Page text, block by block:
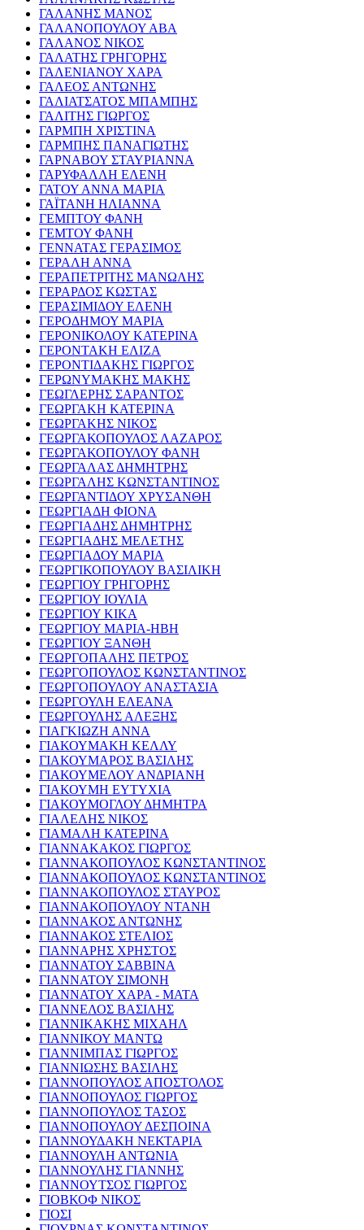
ΓΑΛΑΝΗΣ ΜΑΝΟΣ
ΓΑΛΑΝΟΠΟΥΛΟΥ ΑΒΑ
ΓΑΛΑΝΟΣ ΝΙΚΟΣ
ΓΑΛΑΤΗΣ ΓΡΗΓΟΡΗΣ
ΓΑΛΕΝΙΑΝΟΥ ΧΑΡΑ
ΓΑΛΕΟΣ ΑΝΤΩΝΗΣ
ΓΑΛΙΑΤΣΑΤΟΣ ΜΠΑΜΠΗΣ
ΓΑΛΙΤΗΣ ΓΙΩΡΓΟΣ
ΓΑΡΜΠΗ ΧΡΙΣΤΙΝΑ
ΓΑΡΜΠΗΣ ΠΑΝΑΓΙΩΤΗΣ
ΓΑΡΝΑΒΟΥ ΣΤΑΥΡΙΑΝΝΑ
ΓΑΡΥΦΑΛΛΗ ΕΛΕΝΗ
ΓΑΤΟΥ ΑΝΝΑ ΜΑΡΙΑ
ΓΑΪΤΑΝΗ ΗΛΙΑΝΝΑ
ΓΕΜΠΤΟΥ ΦΑΝΗ
ΓΕΜΤΟΥ ΦΑΝΗ
ΓΕΝΝΑΤΑΣ ΓΕΡΑΣΙΜΟΣ
ΓΕΡΑΛΗ ΑΝΝΑ
ΓΕΡΑΠΕΤΡΙΤΗΣ ΜΑΝΩΛΗΣ
ΓΕΡΑΡΔΟΣ ΚΩΣΤΑΣ
ΓΕΡΑΣΙΜΙΔΟΥ ΕΛΕΝΗ
ΓΕΡΟΔΗΜΟΥ ΜΑΡΙΑ
ΓΕΡΟΝΙΚΟΛΟΥ ΚΑΤΕΡΙΝΑ
ΓΕΡΟΝΤΑΚΗ ΕΛΙΖΑ
ΓΕΡΟΝΤΙΔΑΚΗΣ ΓΙΩΡΓΟΣ
ΓΕΡΩΝΥΜΑΚΗΣ ΜΑΚΗΣ
ΓΕΩΓΛΕΡΗΣ ΣΑΡΑΝΤΟΣ
ΓΕΩΡΓΑΚΗ ΚΑΤΕΡΙΝΑ
ΓΕΩΡΓΑΚΗΣ ΝΙΚΟΣ
ΓΕΩΡΓΑΚΟΠΟΥΛΟΣ ΛΑΖΑΡΟΣ
ΓΕΩΡΓΑΚΟΠΟΥΛΟΥ ΦΑΝΗ
ΓΕΩΡΓΑΛΑΣ ΔΗΜΗΤΡΗΣ
ΓΕΩΡΓΑΛΗΣ ΚΩΝΣΤΑΝΤΙΝΟΣ
ΓΕΩΡΓΑΝΤΙΔΟΥ ΧΡΥΣΑΝΘΗ
ΓΕΩΡΓΙΑΔΗ ΦΙΟΝΑ
ΓΕΩΡΓΙΑΔΗΣ ΔΗΜΗΤΡΗΣ
ΓΕΩΡΓΙΑΔΗΣ ΜΕΛΕΤΗΣ
ΓΕΩΡΓΙΑΔΟΥ ΜΑΡΙΑ
ΓΕΩΡΓΙΚΟΠΟΥΛΟΥ ΒΑΣΙΛΙΚΗ
ΓΕΩΡΓΙΟΥ ΓΡΗΓΟΡΗΣ
ΓΕΩΡΓΙΟΥ ΙΟΥΛΙΑ
ΓΕΩΡΓΙΟΥ ΚΙΚΑ
ΓΕΩΡΓΙΟΥ ΜΑΡΙΑ-ΗΒΗ
ΓΕΩΡΓΙΟΥ ΞΑΝΘΗ
ΓΕΩΡΓΟΠΑΛΗΣ ΠΕΤΡΟΣ
ΓΕΩΡΓΟΠΟΥΛΟΣ ΚΩΝΣΤΑΝΤΙΝΟΣ
ΓΕΩΡΓΟΠΟΥΛΟΥ ΑΝΑΣΤΑΣΙΑ
ΓΕΩΡΓΟΥΛΗ ΕΛΕΑΝΑ
ΓΕΩΡΓΟΥΛΗΣ ΑΛΕΞΗΣ
ΓΙΑΓΚΙΩΖΗ ΑΝΝΑ
ΓΙΑΚΟΥΜΑΚΗ ΚΕΛΛΥ
ΓΙΑΚΟΥΜΑΡΟΣ ΒΑΣΙΛΗΣ
ΓΙΑΚΟΥΜΕΛΟΥ ΑΝΔΡΙΑΝΗ
ΓΙΑΚΟΥΜΗ ΕΥΤΥΧΙΑ
ΓΙΑΚΟΥΜΟΓΛΟΥ ΔΗΜΗΤΡΑ
ΓΙΑΛΕΛΗΣ ΝΙΚΟΣ
ΓΙΑΜΑΛΗ ΚΑΤΕΡΙΝΑ
ΓΙΑΝΝΑΚΑΚΟΣ ΓΙΩΡΓΟΣ
ΓΙΑΝΝΑΚΟΠΟΥΛΟΣ ΚΩΝΣΤΑΝΤΙΝΟΣ
ΓΙΑΝΝΑΚΟΠΟΥΛΟΣ ΚΩΝΣΤΑΝΤΙΝΟΣ
ΓΙΑΝΝΑΚΟΠΟΥΛΟΣ ΣΤΑΥΡΟΣ
ΓΙΑΝΝΑΚΟΠΟΥΛΟΥ ΝΤΑΝΗ
ΓΙΑΝΝΑΚΟΣ ΑΝΤΩΝΗΣ
ΓΙΑΝΝΑΚΟΣ ΣΤΕΛΙΟΣ
ΓΙΑΝΝΑΡΗΣ ΧΡΗΣΤΟΣ
ΓΙΑΝΝΑΤΟΥ ΣΑΒΒΙΝΑ
ΓΙΑΝΝΑΤΟΥ ΣΙΜΟΝΗ
ΓΙΑΝΝΑΤΟΥ ΧΑΡΑ - ΜΑΤΑ
ΓΙΑΝΝΕΛΟΣ ΒΑΣΙΛΗΣ
ΓΙΑΝΝΙΚΑΚΗΣ ΜΙΧΑΗΛ
ΓΙΑΝΝΙΚΟΥ ΜΑΝΤΩ
ΓΙΑΝΝΙΜΠΑΣ ΓΙΩΡΓΟΣ
ΓΙΑΝΝΙΩΣΗΣ ΒΑΣΙΛΗΣ
ΓΙΑΝΝΟΠΟΥΛΟΣ ΑΠΟΣΤΟΛΟΣ
ΓΙΑΝΝΟΠΟΥΛΟΣ ΓΙΩΡΓΟΣ
ΓΙΑΝΝΟΠΟΥΛΟΣ ΤΑΣΟΣ
ΓΙΑΝΝΟΠΟΥΛΟΥ ΔΕΣΠΟΙΝΑ
ΓΙΑΝΝΟΥΔΑΚΗ ΝΕΚΤΑΡΙΑ
ΓΙΑΝΝΟΥΛΗ ΑΝΤΩΝΙΑ
ΓΙΑΝΝΟΥΛΗΣ ΓΙΑΝΝΗΣ
ΓΙΑΝΝΟΥΤΣΟΣ ΓΙΩΡΓΟΣ
ΓΙΟΒΚΟΦ ΝΙΚΟΣ
ΓΙΟΣΙ